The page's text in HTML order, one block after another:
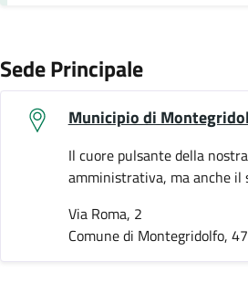
Sede Principale
Municipio di
Il cuore pulsante della
amministrativa, ma anche il
Via Roma, 2
Comune di Montegridolfo,